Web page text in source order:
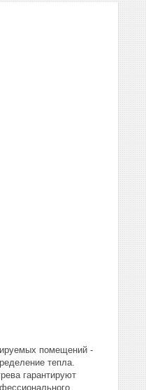
помещений -
тепла.
гарантируют